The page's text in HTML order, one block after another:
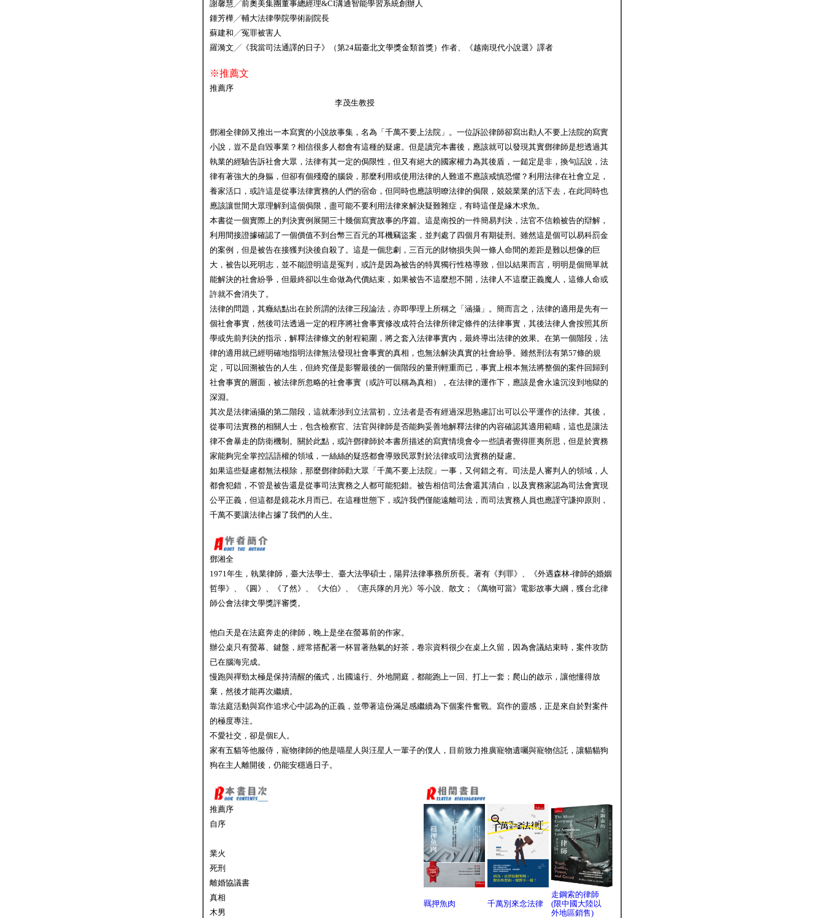
謝馨慧╱前奧美集團董事總經理&CI溝通智能學習系統創辦人
鍾芳樺╱輔大法律學院學術副院長
蘇建和╱冤罪被害人
羅漪文╱《我當司法通譯的日子》（第24屆臺北文學獎金類首獎）作者、《越南現代小說選》譯者
※推薦文
推薦序
李茂生教授
鄧湘全律師又推出一本寫實的小說故事集，名為「千萬不要上法院」。一位訴訟律師卻寫出勸人不要上法院的寫實
小說，豈不是自毀事業？相信很多人都會有這種的疑慮。但是讀完本書後，應該就可以發現其實鄧律師是想透過其
執業的經驗告訴社會大眾，法律有其一定的侷限性，但又有絕大的國家權力為其後盾，一鎚定是非，換句話說，法
律有著強大的身軀，但卻有個殘廢的腦袋，那麼利用或使用法律的人難道不應該戒慎恐懼？利用法律在社會立足，
養家活口，或許這是從事法律實務的人們的宿命，但同時也應該明瞭法律的侷限，兢兢業業的活下去，在此同時也
應該讓世間大眾理解到這個侷限，盡可能不要利用法律來解決疑難雜症，有時這僅是緣木求魚。
本書從一個實際上的判決實例展開三十幾個寫實故事的序篇。這是南投的一件簡易判決，法官不信賴被告的辯解，
利用間接證據確認了一個價值不到台幣三百元的耳機竊盜案，並判處了四個月有期徒刑。雖然這是個可以易科罰金
的案例，但是被告在接獲判決後自殺了。這是一個悲劇，三百元的財物損失與一條人命間的差距是難以想像的巨
大，被告以死明志，並不能證明這是冤判，或許是因為被告的特異獨行性格導致，但以結果而言，明明是個簡單就
能解決的社會紛爭，但最終卻以生命做為代價結束，如果被告不這麼想不開，法律人不這麼正義魔人，這條人命或
許就不會消失了。
法律的問題，其癥結點出在於所謂的法律三段論法，亦即學理上所稱之「涵攝」。簡而言之，法律的適用是先有一
個社會事實，然後司法透過一定的程序將社會事實修改成符合法律所律定條件的法律事實，其後法律人會按照其所
學或先前判決的指示，解釋法律條文的射程範圍，將之套入法律事實內，最終導出法律的效果。在第一個階段，法
律的適用就已經明確地指明法律無法發現社會事實的真相，也無法解決真實的社會紛爭。雖然刑法有第57條的規
定，可以回溯被告的人生，但終究僅是影響最後的一個階段的量刑輕重而已，事實上根本無法將整個的案件回歸到
社會事實的層面，被法律所忽略的社會事實（或許可以稱為真相），在法律的運作下，應該是會永遠沉沒到地獄的
深淵。
其次是法律涵攝的第二階段，這就牽涉到立法當初，立法者是否有經過深思熟慮訂出可以公平運作的法律。其後，
從事司法實務的相關人士，包含檢察官、法官與律師是否能夠妥善地解釋法律的內容確認其適用範疇，這也是讓法
律不會暴走的防衛機制。關於此點，或許鄧律師於本書所描述的寫實情境會令一些讀者覺得匪夷所思，但是於實務
家能夠完全掌控話語權的領域，一絲絲的疑惑都會導致民眾對於法律或司法實務的疑慮。
如果這些疑慮都無法根除，那麼鄧律師勸大眾「千萬不要上法院」一事，又何錯之有。司法是人審判人的領域，人
都會犯錯，不管是被告還是從事司法實務之人都可能犯錯。被告相信司法會還其清白，以及實務家認為司法會實現
公平正義，但這都是鏡花水月而已。在這種世態下，或許我們僅能遠離司法，而司法實務人員也應謹守謙抑原則，
千萬不要讓法律占據了我們的人生。
鄧湘全
1971年生，執業律師，臺大法學士、臺大法學碩士，陽昇法律事務所所長。著有《判罪》、《外遇森林-律師的婚姻
哲學》、《圓》、《了然》、《大伯》、《憲兵隊的月光》等小說、散文；《萬物可當》電影故事大綱，獲台北律
師公會法律文學獎評審獎。
他白天是在法庭奔走的律師，晚上是坐在螢幕前的作家。
辦公桌只有螢幕、鍵盤，經常搭配著一杯冒著熱氣的好茶，卷宗資料很少在桌上久留，因為會議結束時，案件攻防
已在腦海完成。
慢跑與禪勁太極是保持清醒的儀式，出國遠行、外地開庭，都能跑上一回、打上一套；爬山的啟示，讓他懂得放
棄，然後才能再次繼續。
靠法庭活動與寫作追求心中認為的正義，並帶著這份滿足感繼續為下個案件奮戰。寫作的靈感，正是來自於對案件
的極度專注。
不愛社交，卻是個E人。
家有五貓等他服侍，寵物律師的他是喵星人與汪星人一輩子的僕人，目前致力推廣寵物遺囑與寵物信託，讓貓貓狗
狗在主人離開後，仍能安穩過日子。
推薦序
自序
業火
死刑
離婚協議書
真相
木男
羈押魚肉 千萬別來念法律
走鋼索的律師
(限中國大陸以
外地區銷售)